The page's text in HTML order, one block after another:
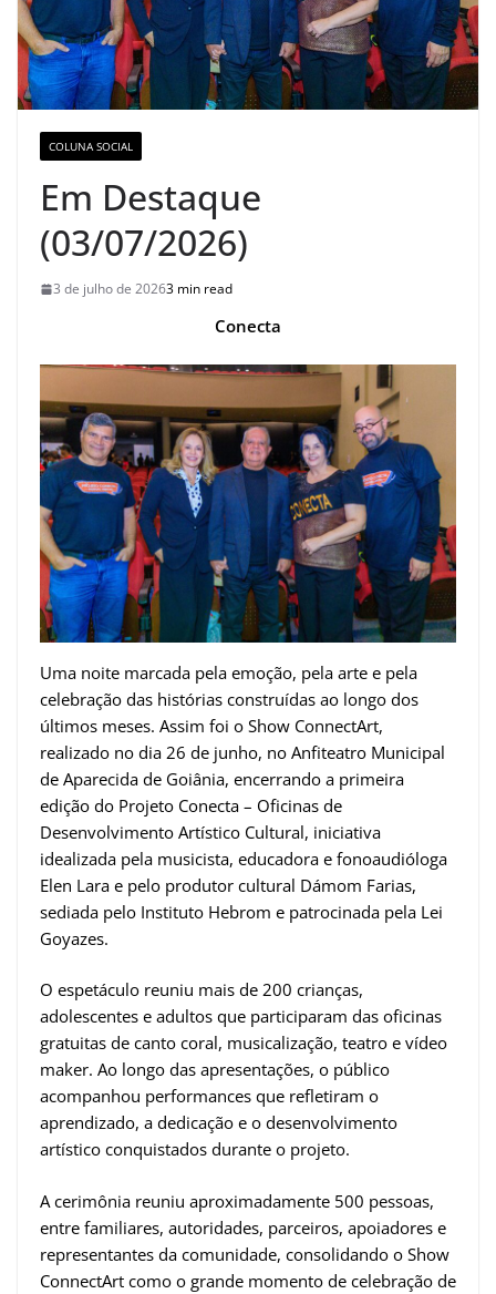
COLUNA SOCIAL
Em Destaque
(03/07/2026)
3 de julho de 20263 min read
Conecta
Uma noite marcada pela emoção, pela arte e pela
celebração das histórias construídas ao longo dos
últimos meses. Assim foi o Show ConnectArt,
realizado no dia 26 de junho, no Anfiteatro Municipal
de Aparecida de Goiânia, encerrando a primeira
edição do Projeto Conecta – Oficinas de
Desenvolvimento Artístico Cultural, iniciativa
idealizada pela musicista, educadora e fonoaudióloga
Elen Lara e pelo produtor cultural Dámom Farias,
sediada pelo Instituto Hebrom e patrocinada pela Lei
Goyazes.
O espetáculo reuniu mais de 200 crianças,
adolescentes e adultos que participaram das oficinas
gratuitas de canto coral, musicalização, teatro e vídeo
maker. Ao longo das apresentações, o público
acompanhou performances que refletiram o
aprendizado, a dedicação e o desenvolvimento
artístico conquistados durante o projeto.
A cerimônia reuniu aproximadamente 500 pessoas,
entre familiares, autoridades, parceiros, apoiadores e
representantes da comunidade, consolidando o Show
ConnectArt como o grande momento de celebração de